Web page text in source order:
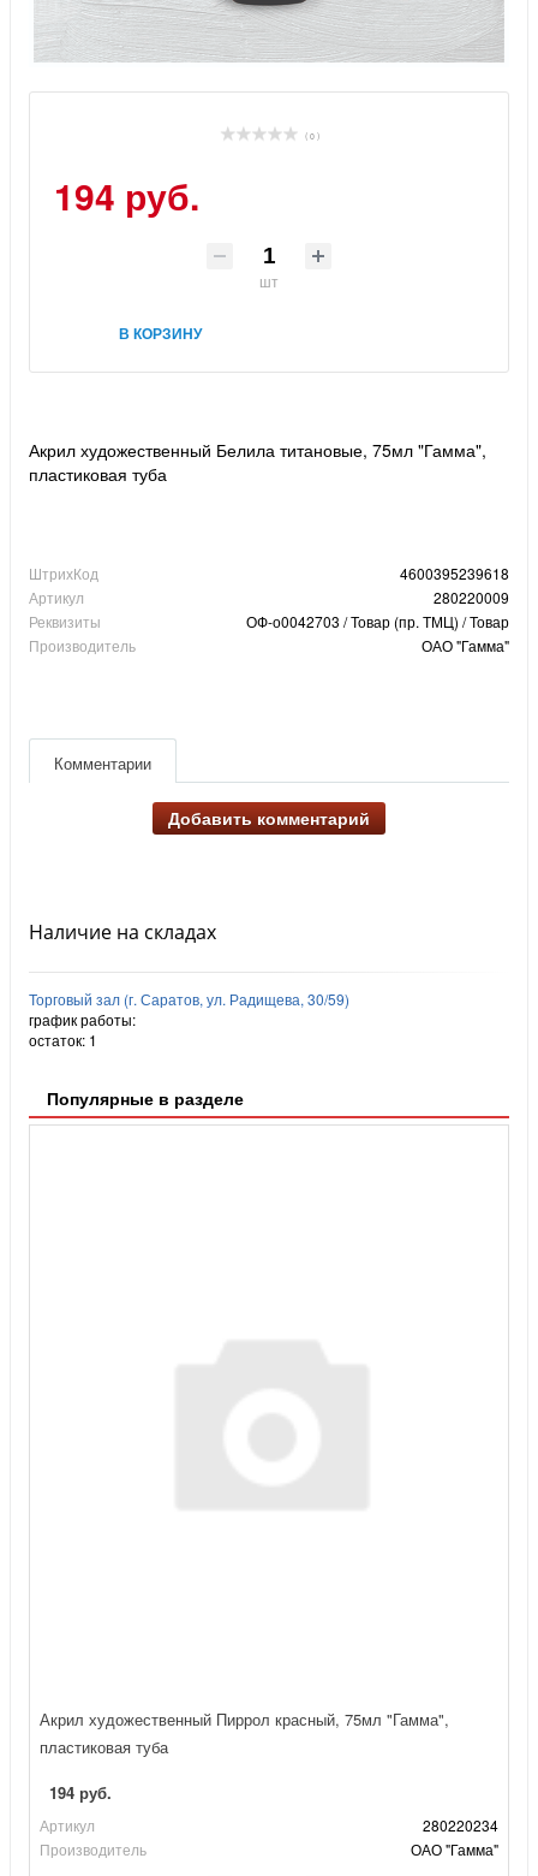
( 0 )
194 руб.
шт
В КОРЗИНУ
Акрил художественный Белила титановые, 75мл "Гамма",
пластиковая туба
ШтрихКод
4600395239618
Артикул
280220009
Реквизиты
ОФ-о0042703 / Товар (пр. ТМЦ) / Товар
Производитель
ОАО "Гамма"
Комментарии
Добавить комментарий
Наличие на складах
Торговый зал (г. Саратов, ул. Радищева, 30/59)
график работы:
остаток: 1
Популярные в разделе
Акрил художественный Пиррол красный, 75мл "Гамма",
пластиковая туба
194 руб.
Артикул
280220234
Производитель
ОАО "Гамма"